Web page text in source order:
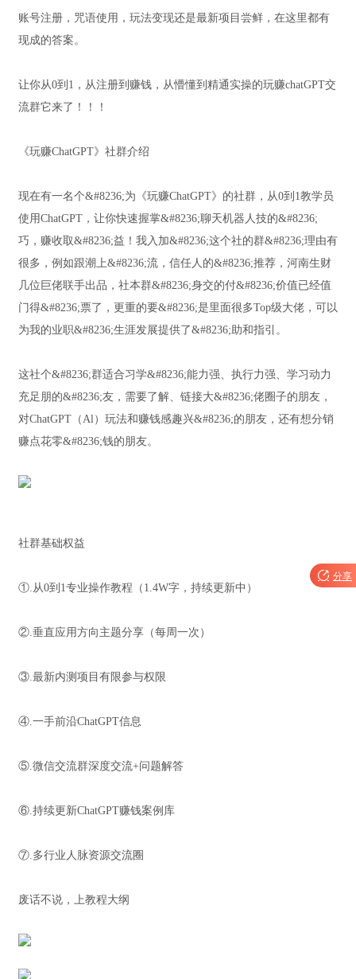
账号注册，咒语使用，玩法变现还是最新项目尝鲜，在这里都有
现成的答案。
让你从0到1，从注册到赚钱，从懵懂到精通实操的玩赚chatGPT交
流群它来了！！！
《玩赚ChatGPT》社群介绍
现在有一名个&#8236;为《玩赚ChatGPT》的社群，从0到1教学员
使用ChatGPT，让你快速握掌&#8236;聊天机器人技的&#8236;
巧，赚收取&#8236;益！我入加&#8236;这个社的群&#8236;理由有
很多，例如跟潮上&#8236;流，信任人的&#8236;推荐，河南生财
几位巨佬联手出品，社本群&#8236;身交的付&#8236;价值已经值
门得&#8236;票了，更重的要&#8236;是里面很多Top级大佬，可以
为我的业职&#8236;生涯发展提供了&#8236;助和指引。
这社个&#8236;群适合习学&#8236;能力强、执行力强、学习动力
充足朋的&#8236;友，需要了解、链接大&#8236;佬圈子的朋友，
对ChatGPT（Al）玩法和赚钱感趣兴&#8236;的朋友，还有想分销
赚点花零&#8236;钱的朋友。
社群基础权益
①.从0到1专业操作教程（1.4W字，持续更新中）
②.垂直应用方向主题分享（每周一次）
③.最新内测项目有限参与权限
④.一手前沿ChatGPT信息
⑤.微信交流群深度交流+问题解答
⑥.持续更新ChatGPT赚钱案例库
⑦.多行业人脉资源交流圈
废话不说，上教程大纲
 分享